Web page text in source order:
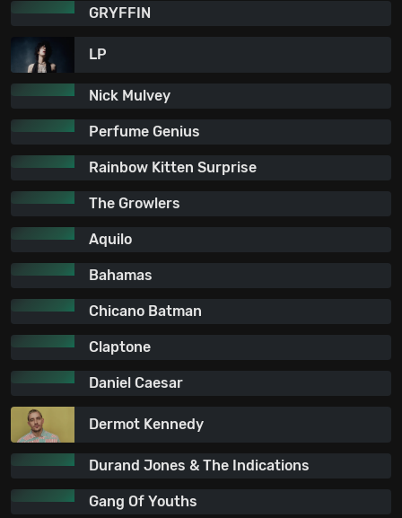
GRYFFIN
LP
Nick Mulvey
Perfume Genius
Rainbow Kitten Surprise
The Growlers
Aquilo
Bahamas
Chicano Batman
Claptone
Daniel Caesar
Dermot Kennedy
Durand Jones & The Indications
Gang Of Youths